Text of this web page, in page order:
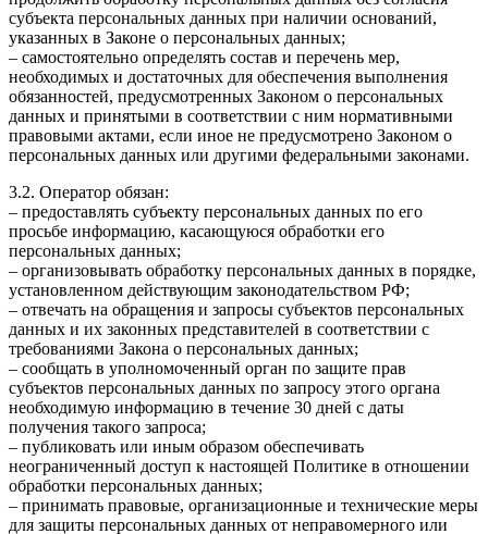
субъекта персональных данных при наличии оснований,
указанных в Законе о персональных данных;
– самостоятельно определять состав и перечень мер,
необходимых и достаточных для обеспечения выполнения
обязанностей, предусмотренных Законом о персональных
данных и принятыми в соответствии с ним нормативными
правовыми актами, если иное не предусмотрено Законом о
персональных данных или другими федеральными законами.
3.2. Оператор обязан:
– предоставлять субъекту персональных данных по его
просьбе информацию, касающуюся обработки его
персональных данных;
– организовывать обработку персональных данных в порядке,
установленном действующим законодательством РФ;
– отвечать на обращения и запросы субъектов персональных
данных и их законных представителей в соответствии с
требованиями Закона о персональных данных;
– сообщать в уполномоченный орган по защите прав
субъектов персональных данных по запросу этого органа
необходимую информацию в течение 30 дней с даты
получения такого запроса;
– публиковать или иным образом обеспечивать
неограниченный доступ к настоящей Политике в отношении
обработки персональных данных;
– принимать правовые, организационные и технические меры
для защиты персональных данных от неправомерного или